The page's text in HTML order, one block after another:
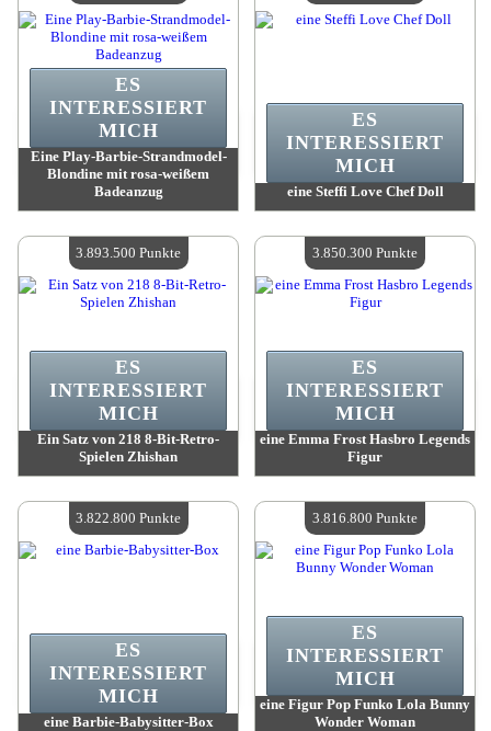
Eine Play-Barbie-Strandmodel-
Blondine mit rosa-weißem
Badeanzug
Verfügbare Menge:4
ES
INTERESSIERT
MICH
eine Steffi Love Chef Doll
Verfügbare Menge:4
ES
INTERESSIERT
MICH
Ein Satz von 218 8-Bit-Retro-
Spielen Zhishan
Verfügbare Menge:4
ES
INTERESSIERT
MICH
3.893.500 Punkte
eine Emma Frost Hasbro Legends
Figur
Verfügbare Menge:4
ES
INTERESSIERT
MICH
3.850.300 Punkte
eine Barbie-Babysitter-Box
ES
INTERESSIERT
MICH
3.822.800 Punkte
eine Figur Pop Funko Lola Bunny
Wonder Woman
ES
INTERESSIERT
MICH
3.816.800 Punkte